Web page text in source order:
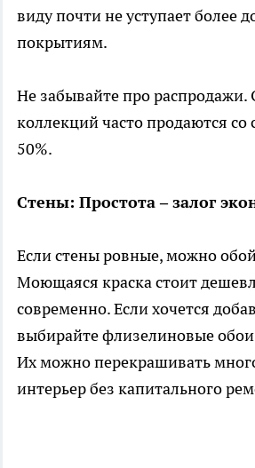
виду почти не уступает более
покрытиям.
Не забывайте про распродажи.
коллекций часто продаются со
50%.
Стены: Простота – залог
Если стены ровные, можно
Моющаяся краска стоит
современно. Если хочется
выбирайте флизелиновые обои
Их можно перекрашивать
интерьер без капитального